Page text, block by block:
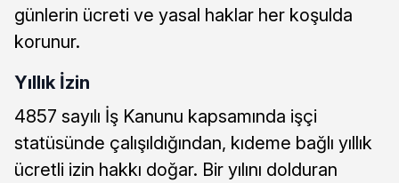
günlerin ücreti ve yasal haklar her koşulda
korunur.
Yıllık İzin
4857 sayılı İş Kanunu kapsamında işçi
statüsünde çalışıldığından, kıdeme bağlı yıllık
ücretli izin hakkı doğar. Bir yılını dolduran